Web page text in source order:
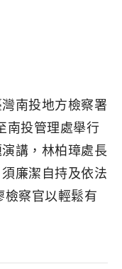
南投地方檢察署
南投管理處舉行
講，林柏璋處長
廉潔自持及依法
檢察官以輕鬆有